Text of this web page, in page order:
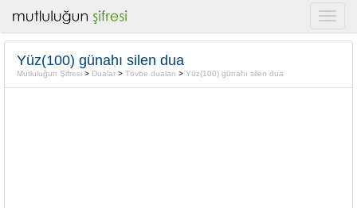
Yüz(100) günahı silen dua
Mutluluğun Şifresi > Dualar > Tövbe duaları > Yüz(100) günahı silen dua